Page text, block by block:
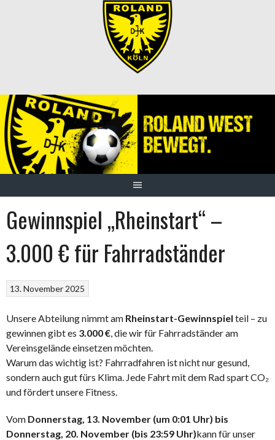
Gewinnspiel „Rheinstart“ –
3.000 € für Fahrradständer
13. November 2025
Unsere Abteilung nimmt am Rheinstart-Gewinnspiel teil – zu
gewinnen gibt es 3.000 € , die wir für Fahrradständer am
Vereinsgelände einsetzen möchten.
Warum das wichtig ist? Fahrradfahren ist nicht nur gesund,
sondern auch gut fürs Klima. Jede Fahrt mit dem Rad spart CO₂
und fördert unsere Fitness.
Vom Donnerstag, 13. November (um 0:01 Uhr) bis
Donnerstag, 20. November (bis 23:59 Uhr)kann für unser